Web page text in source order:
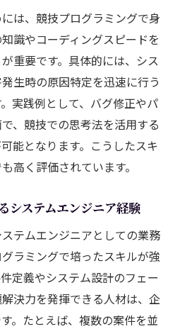
ニアのキャリアパスを競技
ングが切り開く新たなSEの
に繋がるシステムエンジニ
ニア転職市場での競技経験
ングとシステムエンジニア
は、競技プログラミングで身
識やコーディングスピードを
重要です。具体的には、シス
生時の原因特定を迅速に行う
実践例として、バグ修正やパ
、競技での思考法を活用する
能となります。こうしたスキ
高く評価されています。
システムエンジニア経験
テムエンジニアとしての業務
ラミングで培ったスキルが強
定義やシステム設計のフェー
決力を発揮できる人材は、企
。たとえば、複数の案件を並